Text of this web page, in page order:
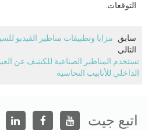
التوقعات.
سابق
مزايا وتطبيقات مناظير الفيديو
التالي
تستخدم المناظير الصناعية للكشف عن
الداخلي للأنابيب النحاسية
اتبع جيت